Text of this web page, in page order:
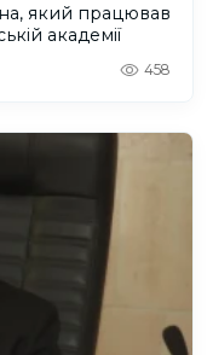
який працював
академії
458